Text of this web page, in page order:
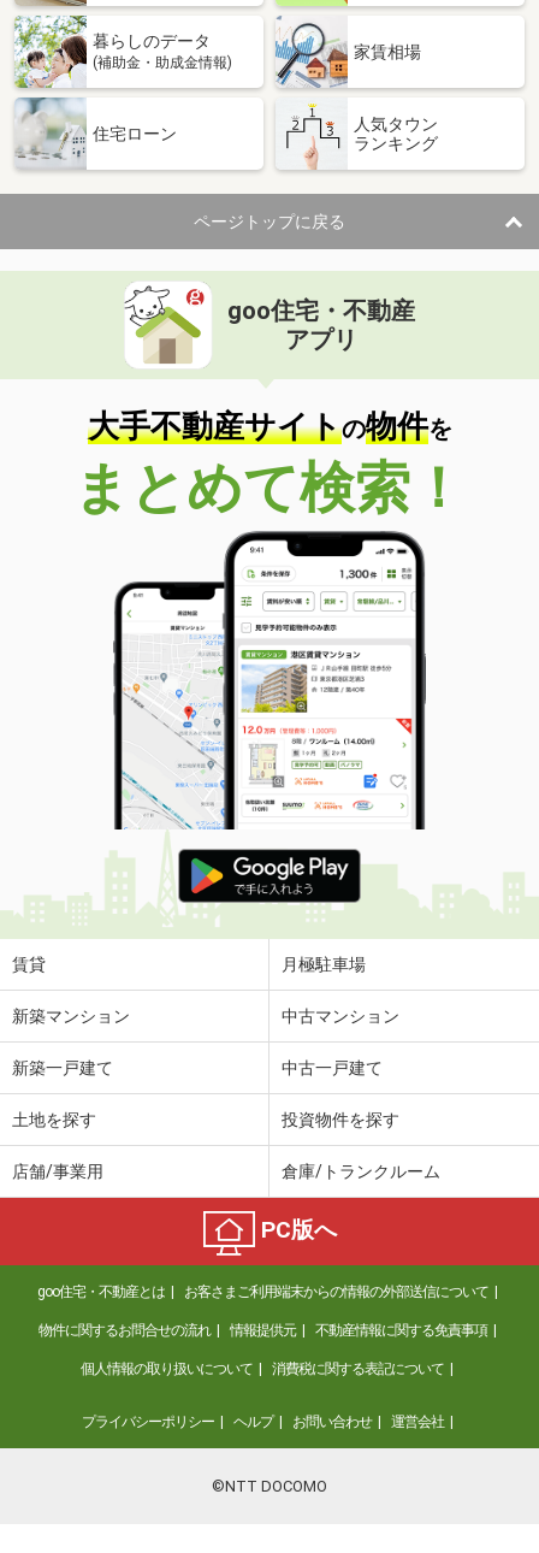
暮らしのデータ
(補助金・助成金情報)
家賃相場
住宅ローン
人気タウン
ランキング
ページトップに戻る
goo住宅・不動産
アプリ
大手不動産サイトの物件を
まとめて検索！
賃貸 月極駐車場
新築マンション 中古マンション
新築一戸建て 中古一戸建て
土地を探す 投資物件を探す
店舗/事業用 倉庫/トランクルーム
PC版へ
goo住宅・不動産とは お客さまご利用端末からの情報の外部送信について
物件に関するお問合せの流れ 情報提供元 不動産情報に関する免責事項
個人情報の取り扱いについて 消費税に関する表記について
プライバシーポリシー ヘルプ お問い合わせ 運営会社
©NTT DOCOMO